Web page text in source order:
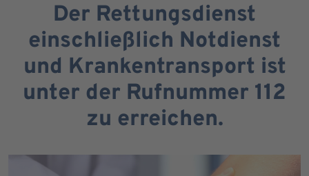
Der Rettungsdienst
einschließlich Notdienst
und Krankentransport ist
unter der Rufnummer 112
zu erreichen.